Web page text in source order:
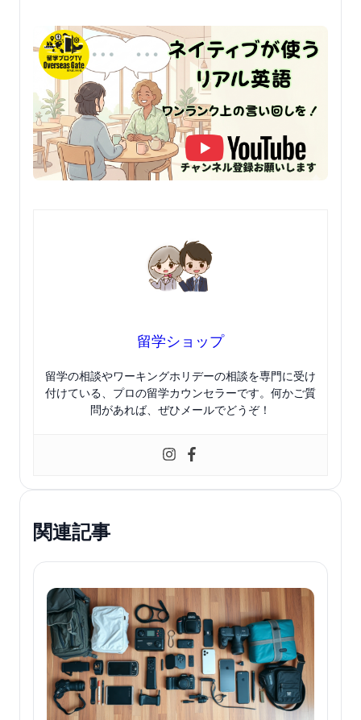
留学ショップ
留学の相談やワーキングホリデーの相談を専門に受け
付けている、プロの留学カウンセラーです。何かご質
問があれば、ぜひメールでどうぞ！
関連記事